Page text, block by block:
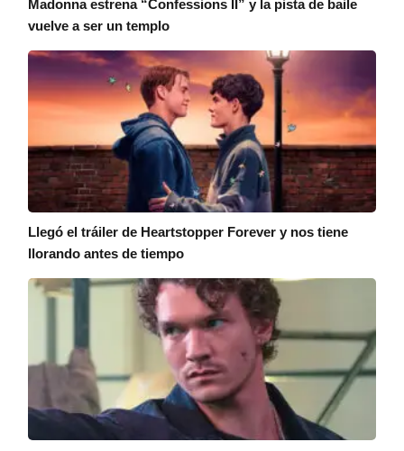
Madonna estrena “Confessions II” y la pista de baile
vuelve a ser un templo
Llegó el tráiler de Heartstopper Forever y nos tiene
llorando antes de tiempo